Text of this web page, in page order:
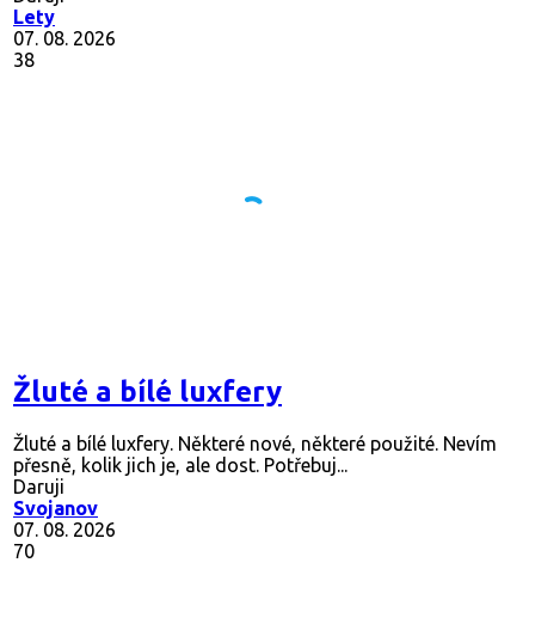
Lety
07. 08. 2026
38
Žluté a bílé luxfery
Žluté a bílé luxfery. Některé nové, některé použité. Nevím
přesně, kolik jich je, ale dost. Potřebuj...
Daruji
Svojanov
07. 08. 2026
70